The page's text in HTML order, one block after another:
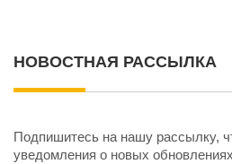
НОВОСТНАЯ РАССЫЛКА
Подпишитесь на нашу рассылку,
уведомления о новых